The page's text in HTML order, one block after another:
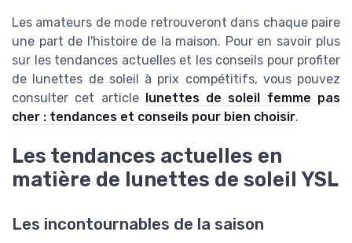
Les amateurs de mode retrouveront dans chaque paire
une part de l'histoire de la maison. Pour en savoir plus
sur les tendances actuelles et les conseils pour profiter
de lunettes de soleil à prix compétitifs, vous pouvez
consulter cet article
lunettes de soleil femme pas
cher : tendances et conseils pour bien choisir.
Les tendances actuelles en
matière de lunettes de soleil YSL
Les incontournables de la saison